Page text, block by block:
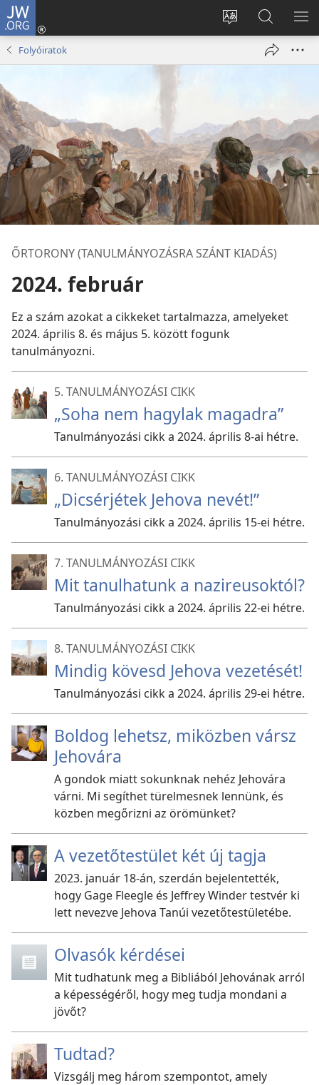
JW.ORG
Oldal
nyelvének
megváltoztatása
Bejelentkezés
(opens
Keresés
a jw.org
honlapon
Folyóiratok
ŐRTORONY (TANULMÁNYOZÁSRA SZÁNT KIADÁS)
2024. február
Ez a szám azokat a cikkeket tartalmazza, amelyeket
2024. április 8. és május 5. között fogunk
tanulmányozni.
5. TANULMÁNYOZÁSI CIKK
„Soha nem hagylak magadra”
Tanulmányozási cikk a 2024. április 8-ai hétre.
6. TANULMÁNYOZÁSI CIKK
„Dicsérjétek Jehova nevét!”
Tanulmányozási cikk a 2024. április 15-ei hétre.
7. TANULMÁNYOZÁSI CIKK
Mit tanulhatunk a nazireusoktól?
Tanulmányozási cikk a 2024. április 22-ei hétre.
8. TANULMÁNYOZÁSI CIKK
Mindig kövesd Jehova vezetését!
Tanulmányozási cikk a 2024. április 29-ei hétre.
Boldog lehetsz, miközben vársz
Jehovára
A gondok miatt sokunknak nehéz Jehovára
várni. Mi segíthet türelmesnek lennünk, és
közben megőrizni az örömünket?
A vezetőtestület két új tagja
2023. január 18-án, szerdán bejelentették,
hogy Gage Fleegle és Jeffrey Winder testvér ki
lett nevezve Jehova Tanúi vezetőtestületébe.
Olvasók kérdései
Mit tudhatunk meg a Bibliából Jehovának arról
a képességéről, hogy meg tudja mondani a
jövőt?
Tudtad?
Vizsgálj meg három szempontot, amely